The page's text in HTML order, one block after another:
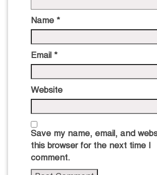
Name *
Email *
Website
Save my name, email, and
this browser for the next time I
comment.